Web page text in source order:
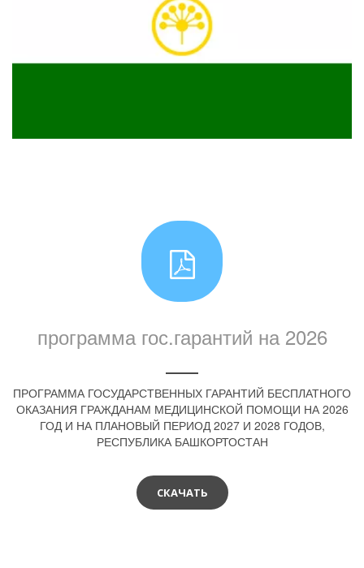
программа гос.гарантий на 2026
ПРОГРАММА ГОСУДАРСТВЕННЫХ ГАРАНТИЙ БЕСПЛАТНОГО
ОКАЗАНИЯ ГРАЖДАНАМ МЕДИЦИНСКОЙ ПОМОЩИ НА 2026
ГОД И НА ПЛАНОВЫЙ ПЕРИОД 2027 И 2028 ГОДОВ,
РЕСПУБЛИКА БАШКОРТОСТАН
СКАЧАТЬ